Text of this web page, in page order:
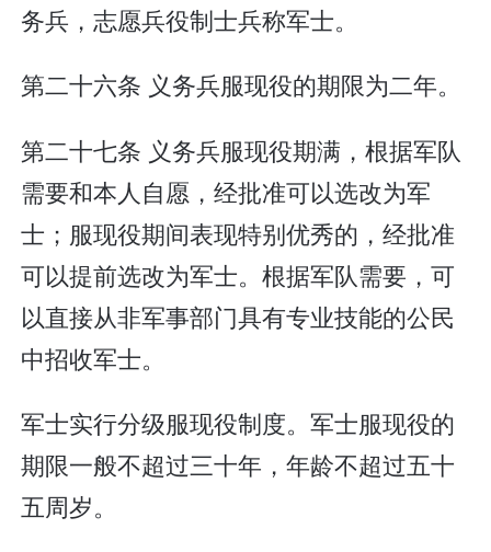
务兵，志愿兵役制士兵称军士。
第二十六条 义务兵服现役的期限为二年。
第二十七条 义务兵服现役期满，根据军队
需要和本人自愿，经批准可以选改为军
士；服现役期间表现特别优秀的，经批准
可以提前选改为军士。根据军队需要，可
以直接从非军事部门具有专业技能的公民
中招收军士。
军士实行分级服现役制度。军士服现役的
期限一般不超过三十年，年龄不超过五十
五周岁。